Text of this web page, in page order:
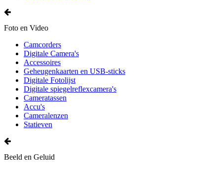
Foto en Video
Camcorders
Digitale Camera's
Accessoires
Geheugenkaarten en USB-sticks
Digitale Fotolijst
Digitale spiegelreflexcamera's
Cameratassen
Accu's
Cameralenzen
Statieven
Beeld en Geluid